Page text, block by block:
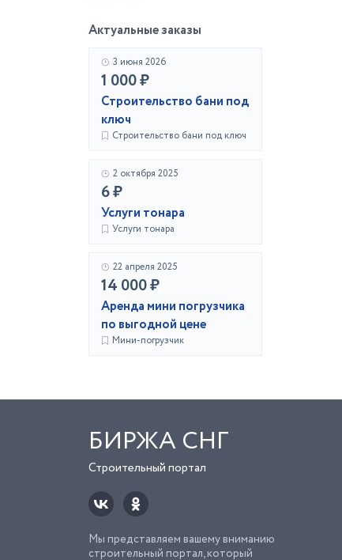
Актуальные заказы
3 июня 2026
1 000 ₽
Строительство бани под
ключ
Строительство бани под ключ
2 октября 2025
6 ₽
Услуги тонара
Услуги тонара
22 апреля 2025
14 000 ₽
Аренда мини погрузчика
по выгодной цене
Мини-погрузчик
БИРЖА СНГ
Строительный портал
Мы представляем вашему вниманию
строительный портал, который